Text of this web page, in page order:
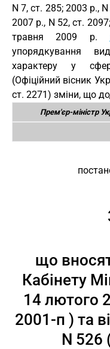
N 7, ст. 285; 2003 р.,
2007 р., N 52, ст.
травня 2009 р.
упорядкування
характеру у
(Офіційний вісник
ст. 2271) зміни, що
Прем'єр-міністр
що
Кабінету
14 лютого
2001-п ) та
N 526